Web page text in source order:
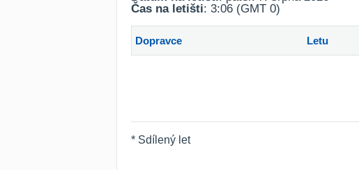
Čas na letišti: 3:06 (GMT 0)
Dopravce Letu
* Sdílený let